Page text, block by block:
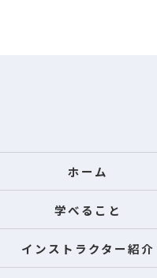
ホーム
学べること
インストラクター紹介